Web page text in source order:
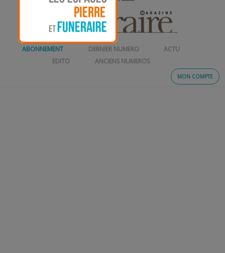
MON COMPTE
ABONNEMENT DERNIER NUMERO
ACTU
EDITO
ANCIENS NUMEROS